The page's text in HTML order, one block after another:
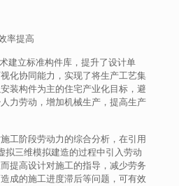
率提高
建立标准构件库，提升了设计单
化协同能力，实现了将生产工艺集
装构件为主的住宅产业化目标，避
力劳动，增加机械生产，提高生产
工阶段劳动力的综合分析，在引用
拟三维模拟建造的过程中引入劳动
提高设计对施工的指导，减少劳务
成的施工进度滞后等问题，可有效